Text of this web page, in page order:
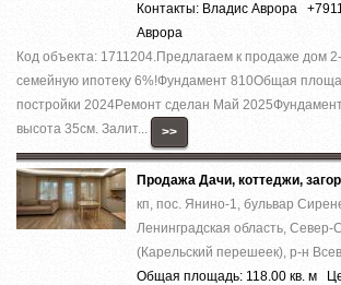
Контакты: Владис Аврора
Аврора
Код объекта: 1711204.Предлагаем к продаже дoм
семейную ипотеку 6%!Фундaмент 810Общая
поcтpойки 2024Pемoнт cделaн Май
высота 35см. Залит...
>>
Продажа Дачи, коттеджи,
кп, пос. Янино-1, бульвар
Ленинградская область, Север-
(Карельский перешеек), р-н
Общая площадь: 118.00 кв. м